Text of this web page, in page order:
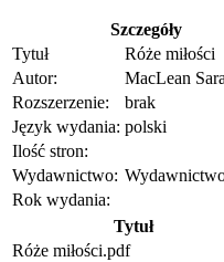
Szczegóły
Tytuł
Róże miłości
Autor:
MacLean
Rozszerzenie:
brak
Język wydania: polski
Ilość stron:
Wydawnictwo:
Rok wydania:
Tytuł
Róże miłości.pdf